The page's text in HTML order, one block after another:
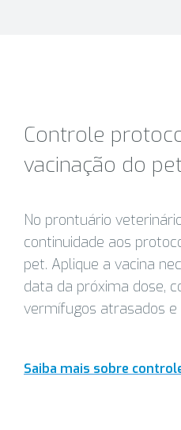
Controle
vacinação do
No prontuário
continuidade aos
pet. Aplique a vacina
data da próxima dose,
vermífugos atrasados e
Saiba mais sobre